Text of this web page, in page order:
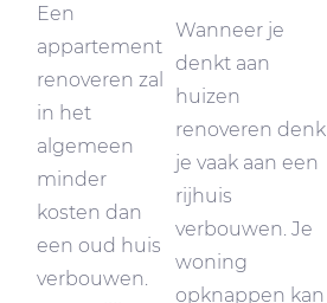
Een
appartement
renoveren zal
in het
algemeen
minder
kosten dan
een oud huis
verbouwen.
Wanneer je
denkt aan
huizen
renoveren denk
je vaak aan een
rijhuis
verbouwen. Je
woning
opknappen kan